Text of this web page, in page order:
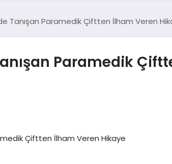
Tanışan Paramedik Çiftten İlham Veren
Paramedik